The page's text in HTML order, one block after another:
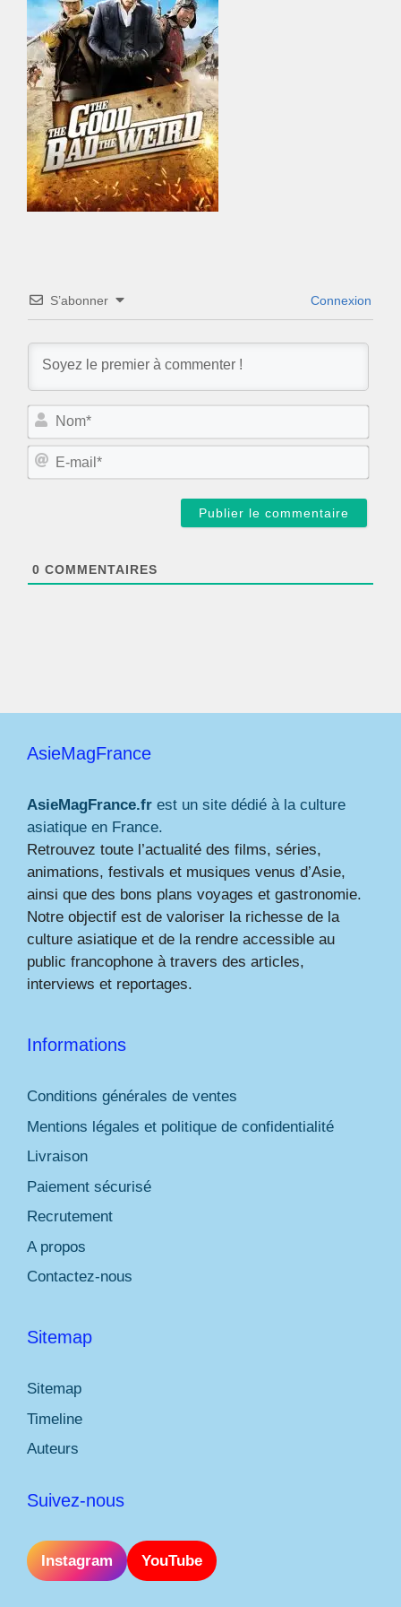
S’abonner Connexion
N
m
E
0 COMMENTAIRES
AsieMagFrance
AsieMagFrance.fr est un site dédié à la culture
asiatique en France.
Retrouvez toute l’actualité des films, séries,
animations, festivals et musiques venus d’Asie,
ainsi que des bons plans voyages et gastronomie.
Notre objectif est de valoriser la richesse de la
culture asiatique et de la rendre accessible au
public francophone à travers des articles,
interviews et reportages.
Informations
Conditions générales de ventes
Mentions légales et politique de confidentialité
Livraison
Paiement sécurisé
Recrutement
A propos
Contactez-nous
Sitemap
Sitemap
Timeline
Auteurs
Suivez-nous
Instagram YouTube